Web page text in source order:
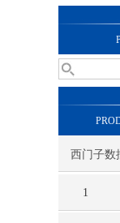
西门子数
1